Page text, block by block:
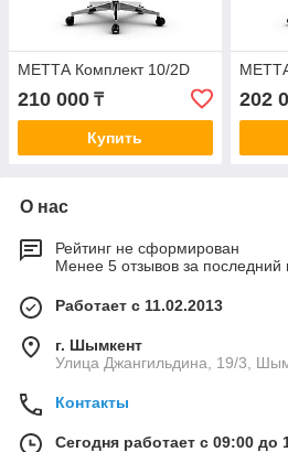
МЕТТА Комплект 10/2D
210 000 ₸
Купить
202
О нас
Рейтинг не сформирован
Менее 5 отзывов за последний
Работает с 11.02.2013
г. Шымкент
Улица Джангильдина, 19/3,
Контакты
Сегодня работает с 09:00 до